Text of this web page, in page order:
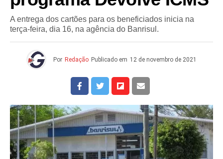
A entrega dos cartões para os beneficiados inicia na
terça-feira, dia 16, na agência do Banrisul.
Por Redação Publicado em 12 de novembro de 2021